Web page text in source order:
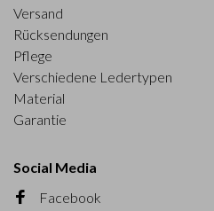
Versand
Rücksendungen
Pflege
Verschiedene Ledertypen
Material
Garantie
Social Media
Facebook